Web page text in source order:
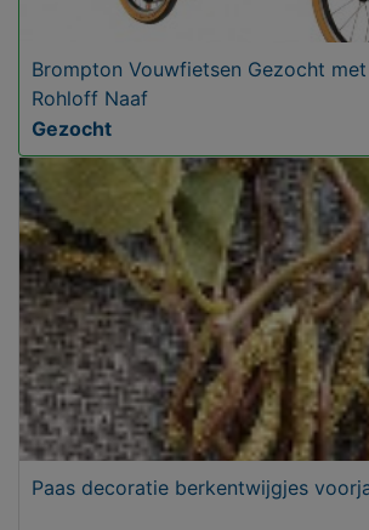
Brompton Vouwfietsen Gezocht
Rohloff Naaf
Gezocht
Paas decoratie berkentwijgjes